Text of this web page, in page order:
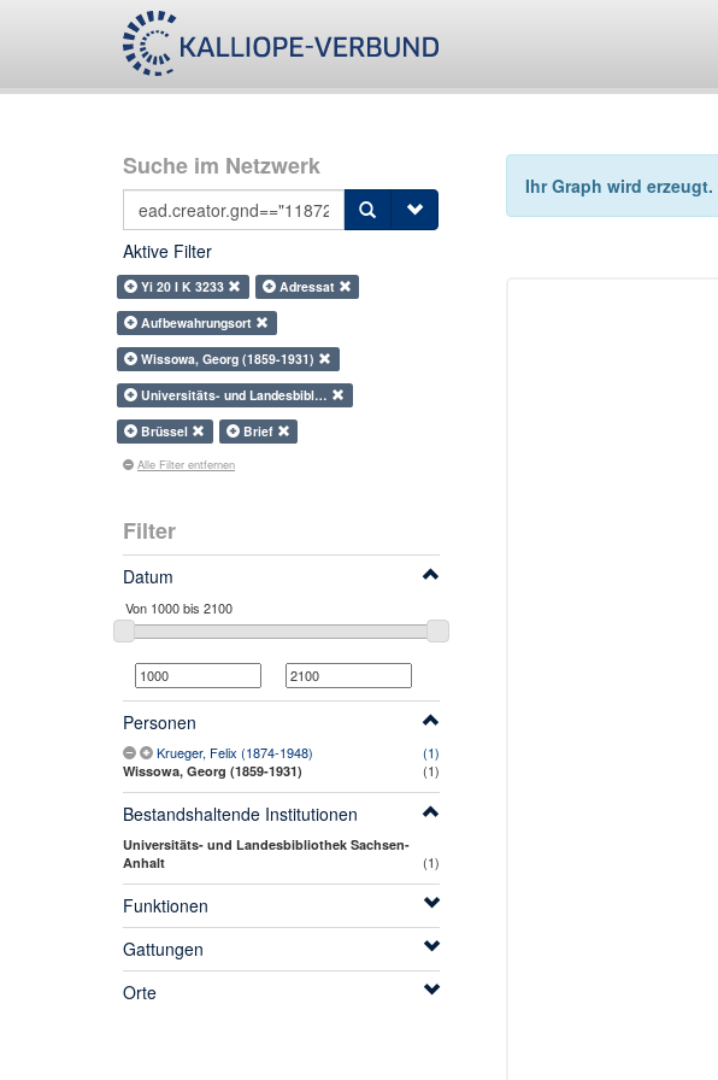
Suche im Netzwerk
Aktive Filter
Yi 20 I K 3233
Adressat
Aufbewahrungsort
Wissowa, Georg (1859-1931)
Universitäts- und Landesbibl…
Brüssel
Brief
Alle Filter entfernen
Filter
Datum
Personen
Krueger, Felix (1874-1948) (1)
Wissowa, Georg (1859-1931) (1)
Bestandshaltende Institutionen
Universitäts- und Landesbibliothek Sachsen-
Anhalt
(1)
Funktionen
Gattungen
Orte
Ihr Graph wird erzeugt.